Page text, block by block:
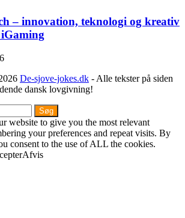
– innovation, teknologi og kreativ
De-sjove-jokes.dk - Alle tekster på siden
dansk lovgivning!
website to give you the most relevant
your preferences and repeat visits. By
consent to the use of ALL the cookies.
Afvis